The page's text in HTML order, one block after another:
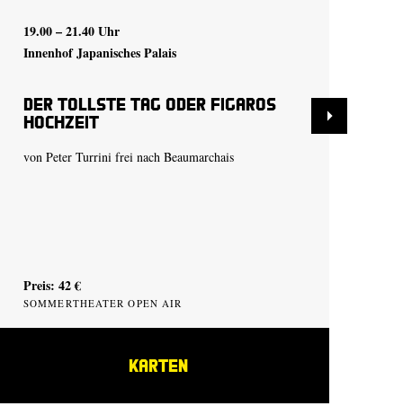
19.00 – 21.40 Uhr
Innenhof Japanisches Palais
Der tollste Tag oder Figaros
Hochzeit
von Peter Turrini frei nach Beaumarchais
Preis: 42 €
SOMMERTHEATER OPEN AIR
KARTEN